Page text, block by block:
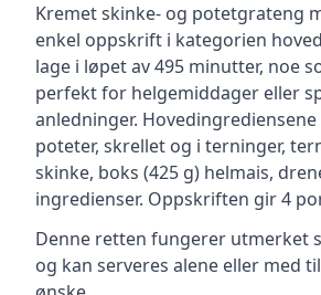
Kremet skinke- og potetgrateng
enkel oppskrift i kategorien
lage i løpet av 495 minutter, noe
perfekt for helgemiddager eller
anledninger.
poteter, skrellet og i terninger,
skinke, boks (425 g) helmais,
ingredienser. Oppskriften gir4
Denne retten fungerer utmerket
og kan serveres alene eller med